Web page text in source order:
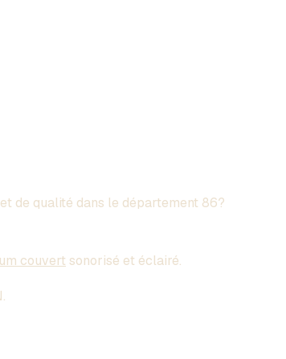
de qualité dans le département 86?
couvert sonorisé et éclairé.